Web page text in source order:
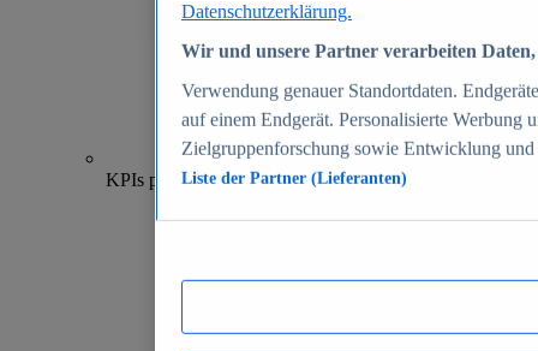
70+
KPIs pro Shop
Datenschutzerklärung.
Wir und unsere Partner verarbeiten
Verwendung genauer Standortdaten.
auf einem Endgerät. Personalisierte Werbung
Zielgruppenforschung sowie Entwicklung
Liste der Partner (Lieferanten)